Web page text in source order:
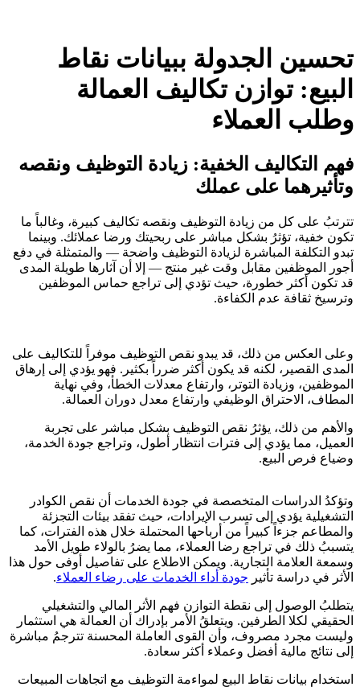
تحسين الجدولة ببيانات نقاط
البيع: توازن تكاليف العمالة
وطلب العملاء
فهم التكاليف الخفية: زيادة التوظيف ونقصه
وتأثيرهما على عملك
تترتبُ على كل من زيادة التوظيف ونقصه تكاليف كبيرة، وغالباً ما
تكون خفية، تؤثرُ بشكل مباشر على ربحيتك ورضا عملائك. وبينما
تبدو التكلفة المباشرة لزيادة التوظيف واضحة — والمتمثلة في دفع
أجور الموظفين مقابل وقت غير منتج — إلا أن آثارها طويلة المدى
قد تكون أكثر خطورة، حيث تؤدي إلى تراجع حماس الموظفين
وترسيخ ثقافة عدم الكفاءة.
وعلى العكس من ذلك، قد يبدو نقص التوظيف موفراً للتكاليف على
المدى القصير، لكنه قد يكون أكثر ضرراً بكثير. فهو يؤدي إلى إرهاق
الموظفين، وزيادة التوتر، وارتفاع معدلات الخطأ، وفي نهاية
المطاف، الاحتراق الوظيفي وارتفاع معدل دوران العمالة.
والأهم من ذلك، يؤثرُ نقص التوظيف بشكل مباشر على تجربة
العميل، مما يؤدي إلى فترات انتظار أطول، وتراجع جودة الخدمة،
وضياع فرص البيع.
وتؤكدُ الدراسات المتخصصة في جودة الخدمات أن نقص الكوادر
التشغيلية يؤدي إلى تسرب الإيرادات، حيث تفقد بيئات التجزئة
والمطاعم جزءاً كبيراً من أرباحها المحتملة خلال هذه الفترات، كما
يتسببُ ذلك في تراجع رضا العملاء، مما يضرُ بالولاء طويل الأمد
وسمعة العلامة التجارية. ويمكن الاطلاع على تفاصيل أوفى حول هذا
الأثر في دراسة تأثير جودة أداء الخدمات على رضاء العملاء.
يتطلبُ الوصول إلى نقطة التوازن فهم الأثر المالي والتشغيلي
الحقيقي لكلا الطرفين. ويتعلقُ الأمر بإدراك أن العمالة هي استثمار
وليست مجرد مصروف، وأن القوى العاملة المحسنة تترجمُ مباشرة
إلى نتائج مالية أفضل وعملاء أكثر سعادة.
استخدام بيانات نقاط البيع لمواءمة التوظيف مع اتجاهات المبيعات